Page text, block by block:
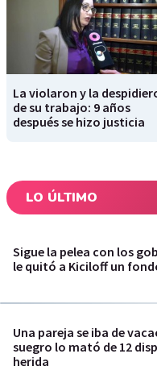
La violaron y la
de su trabajo: 9 años
después se hizo justicia
LO ÚLTIMO
Sigue la pelea con los
le quitó a Kiciloff un
Una pareja se iba de
suegro lo mató de 12
herida